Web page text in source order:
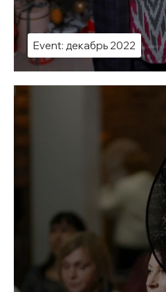
Event: декабрь 2022